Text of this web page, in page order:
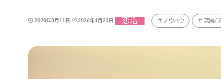
2020年8月11日 2026年1月23日 恋活 ノウハウ 深層心